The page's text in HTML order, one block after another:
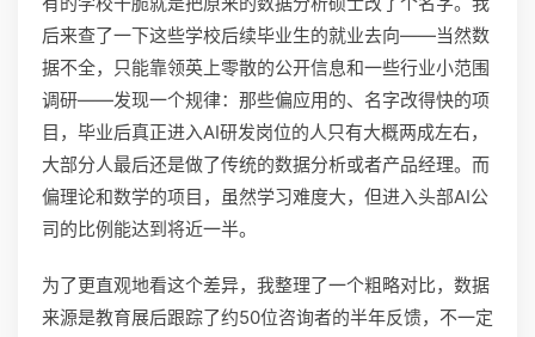
后来查了一下这些学校后续毕业生的就业去向——当然数
据不全，只能靠领英上零散的公开信息和一些行业小范围
调研——发现一个规律：那些偏应用的、名字改得快的项
目，毕业后真正进入AI研发岗位的人只有大概两成左右，
大部分人最后还是做了传统的数据分析或者产品经理。而
偏理论和数学的项目，虽然学习难度大，但进入头部AI公
司的比例能达到将近一半。
为了更直观地看这个差异，我整理了一个粗略对比，数据
来源是教育展后跟踪了约50位咨询者的半年反馈，不一定